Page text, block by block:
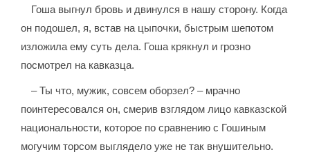
Гоша выгнул бровь и двинулся в нашу сторону. Когда
он подошел, я, встав на цыпочки, быстрым шепотом
изложила ему суть дела. Гоша крякнул и грозно
посмотрел на кавказца.
– Ты что, мужик, совсем оборзел? – мрачно
поинтересовался он, смерив взглядом лицо кавказской
национальности, которое по сравнению с Гошиным
могучим торсом выглядело уже не так внушительно.